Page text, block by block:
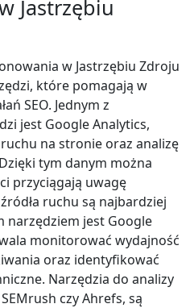
Jastrzębiu
w Jastrzębiu Zdroju
które pomagają w
SEO. Jednym z
jest Google Analytics,
na stronie oraz analizę
tym danym można
przyciągają uwagę
ruchu są najbardziej
narzędziem jest Google
monitorować wydajność
oraz identyfikować
Narzędzia do analizy
czy Ahrefs, są